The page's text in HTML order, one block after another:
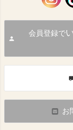
会員登録で
お